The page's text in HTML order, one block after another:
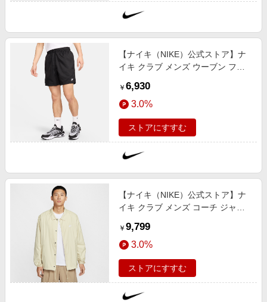
【ナイキ（NIKE）公式ストア】ナ
イキ クラブ メンズ ウーブン フロ
ラック
￥ 6,930
3.0%
ストアにすすむ
【ナイキ（NIKE）公式ストア】ナ
イキ クラブ メンズ コーチ ジャケ
￥ 9,799
3.0%
ストアにすすむ